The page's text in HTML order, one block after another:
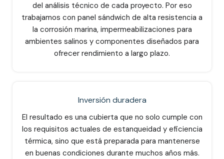
del análisis técnico de cada proyecto. Por eso
trabajamos con panel sándwich de alta resistencia a
la corrosión marina, impermeabilizaciones para
ambientes salinos y componentes diseñados para
ofrecer rendimiento a largo plazo.
Inversión duradera
El resultado es una cubierta que no solo cumple con
los requisitos actuales de estanqueidad y eficiencia
térmica, sino que está preparada para mantenerse
en buenas condiciones durante muchos años más.